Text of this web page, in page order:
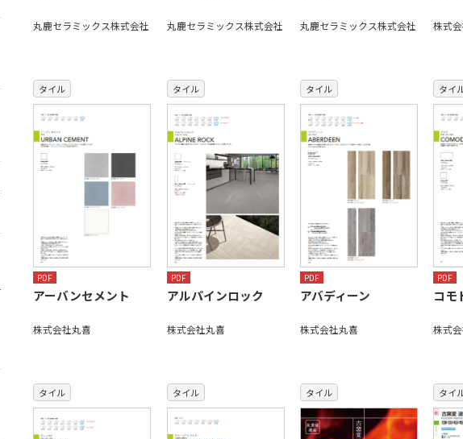
丸鹿セラミックス株式会社 丸鹿セラミックス株式会社 丸鹿セラミックス株式会社 株式
タイル
PDF
アーバンセメント
株式会社丸喜
タイル
PDF
アルパインロック
株式会社丸喜
タイル
PDF
アバディーン
株式会社丸喜
タイ
PDF
コモ
株式
タイル タイル タイル タイ